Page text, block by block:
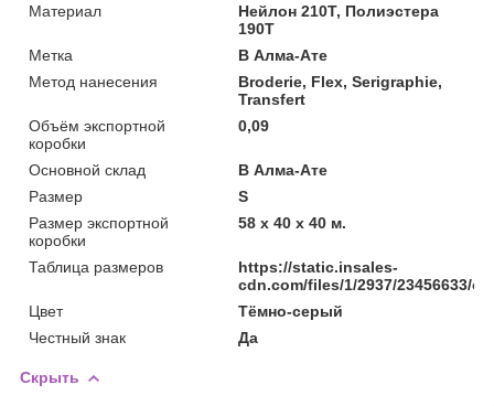
Материал
Нейлон 210Т, Полиэстера
190T
Метка
В Алма-Ате
Метод нанесения
Broderie, Flex, Serigraphie,
Transfert
Объём экспортной
коробки
0,09
Основной склад
В Алма-Ате
Размер
S
Размер экспортной
коробки
58 x 40 x 40 м.
Таблица размеров
https://static.insales-
cdn.com/files/1/2937/23456633/
Цвет
Тёмно-серый
Честный знак
Да
Скрыть